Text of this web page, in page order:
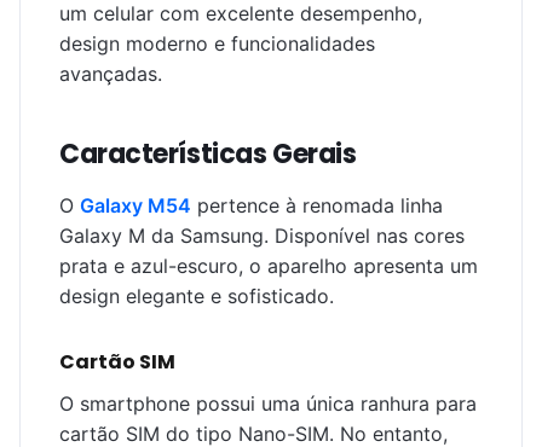
um celular com excelente desempenho,
design moderno e funcionalidades
avançadas.
Características Gerais
O Galaxy M54 pertence à renomada linha
Galaxy M da Samsung. Disponível nas cores
prata e azul-escuro, o aparelho apresenta um
design elegante e sofisticado.
Cartão SIM
O smartphone possui uma única ranhura para
cartão SIM do tipo Nano-SIM. No entanto,